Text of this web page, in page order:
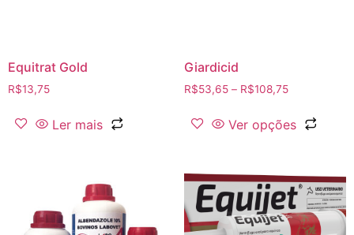
Equitrat Gold
R$13,75
Ler mais
Giardicid
R$53,65 – R$108,75
Ver opções